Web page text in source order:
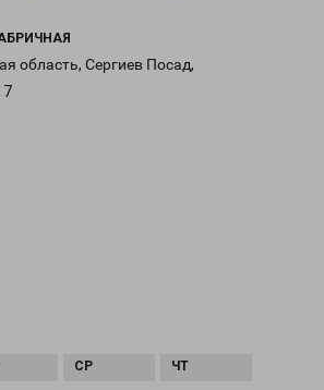
область, Сергиев Посад,
7